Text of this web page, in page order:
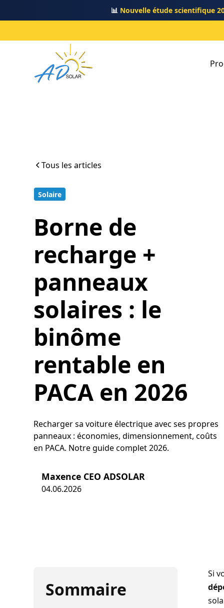
📊 Nouvelle étude scientifique
Tous les articles
Solaire
Borne de
recharge +
panneaux
solaires : le
binôme
rentable en
PACA en 2026
Recharger sa voiture électrique avec ses propres
panneaux : économies, dimensionnement, coûts
en PACA. Notre guide complet 2026.
Maxence CEO ADSOLAR
04.06.2026
Sommaire
Si